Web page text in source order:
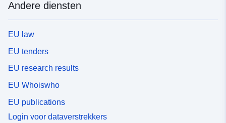
Andere diensten
EU law
EU tenders
EU research results
EU Whoiswho
EU publications
Login voor dataverstrekkers